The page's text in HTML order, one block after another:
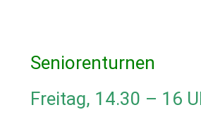
Seniorenturnen
Freitag, 14.30 – 16